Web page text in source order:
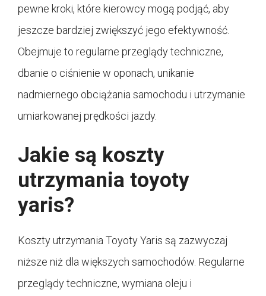
pewne kroki, które kierowcy mogą podjąć, aby
jeszcze bardziej zwiększyć jego efektywność.
Obejmuje to regularne przeglądy techniczne,
dbanie o ciśnienie w oponach, unikanie
nadmiernego obciążania samochodu i utrzymanie
umiarkowanej prędkości jazdy.
Jakie są koszty
utrzymania toyoty
yaris?
Koszty utrzymania Toyoty Yaris są zazwyczaj
niższe niż dla większych samochodów. Regularne
przeglądy techniczne, wymiana oleju i